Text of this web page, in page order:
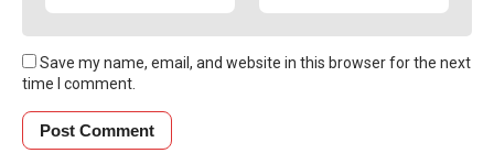
Save my name, email, and website in this browser for the next
time I comment.